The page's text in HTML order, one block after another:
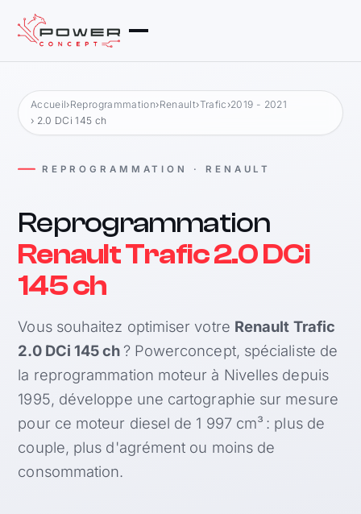
Accueil›Reprogrammation›Renault›Trafic ›2019 - 2021
› 2.0 DCi 145 ch
REPROGRAMMATION · RENAULT
Reprogrammation
Renault Trafic 2.0 DCi
145 ch
Vous souhaitez optimiser votre Renault Trafic
2.0 DCi 145 ch ? Powerconcept, spécialiste de
la reprogrammation moteur à Nivelles depuis
1995, développe une cartographie sur mesure
pour ce moteur diesel de 1 997 cm³ : plus de
couple, plus d'agrément ou moins de
consommation.